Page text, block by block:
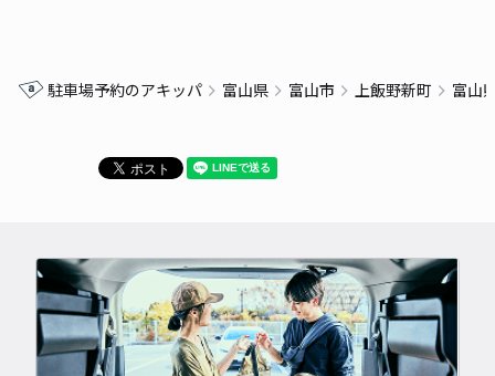
駐車場予約のアキッパ 富山県 富山市 上飯野新町 富山